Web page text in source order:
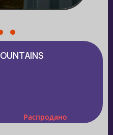
Распродано